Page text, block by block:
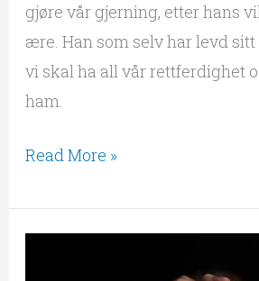
gjøre vår gjerning, etter hans
ære. Han som selv har levd sitt
vi skal ha all vår rettferdighet
ham.
Read More »